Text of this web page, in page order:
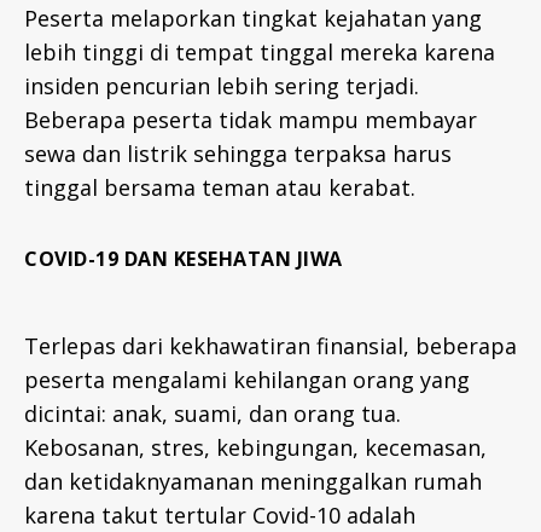
Peserta melaporkan tingkat kejahatan yang
lebih tinggi di tempat tinggal mereka karena
insiden pencurian lebih sering terjadi.
Beberapa peserta tidak mampu membayar
sewa dan listrik sehingga terpaksa harus
tinggal bersama teman atau kerabat.
COVID-19 DAN KESEHATAN JIWA
Terlepas dari kekhawatiran finansial, beberapa
peserta mengalami kehilangan orang yang
dicintai: anak, suami, dan orang tua.
Kebosanan, stres, kebingungan, kecemasan,
dan ketidaknyamanan meninggalkan rumah
karena takut tertular Covid-10 adalah